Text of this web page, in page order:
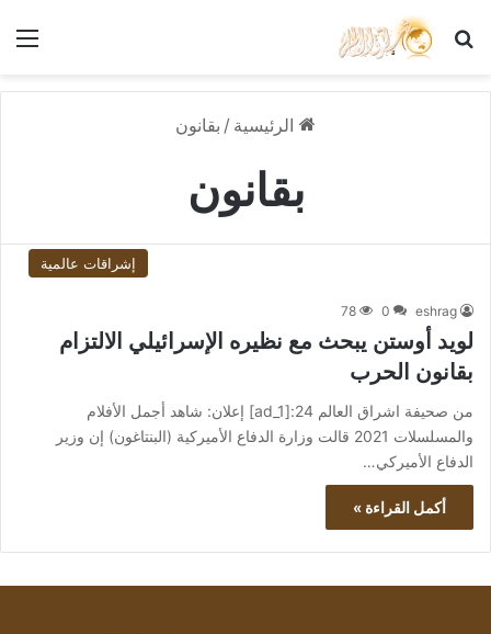
بحث عن
الرئيسية / بقانون
بقانون
إشراقات عالمية
eshrag
0
78
لويد أوستن يبحث مع نظيره الإسرائيلي الالتزام
بقانون الحرب
من صحيفة اشراق العالم 24:[ad_1] إعلان: شاهد أجمل الأفلام
والمسلسلات 2021 قالت وزارة الدفاع الأميركية (البنتاغون) إن وزير
الدفاع الأميركي…
أكمل القراءة »